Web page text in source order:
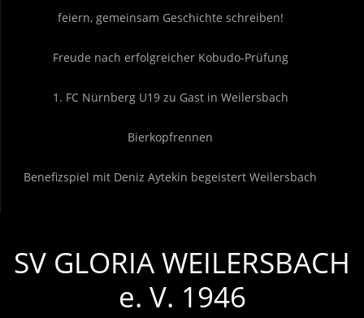
feiern, gemeinsam Geschichte schreiben!
Freude nach erfolgreicher Kobudo-Prüfung
1. FC Nürnberg U19 zu Gast in Weilersbach
Bierkopfrennen
Benefizspiel mit Deniz Aytekin begeistert Weilersbach
SV GLORIA WEILERSBACH
e. V. 1946